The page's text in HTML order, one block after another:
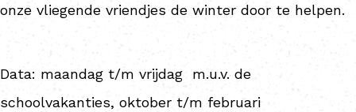
onze vliegende vriendjes de winter door te helpen.
Data: maandag t/m vrijdag m.u.v. de
schoolvakanties, oktober t/m februari